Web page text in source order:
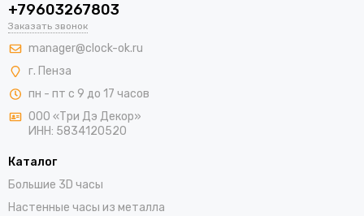
+79603267803
Заказать звонок
manager@clock-ok.ru
г. Пенза
пн - пт с 9 до 17 часов
ООО «Три Дэ Декор»
ИНН: 5834120520
Каталог
Большие 3D часы
Настенные часы из металла